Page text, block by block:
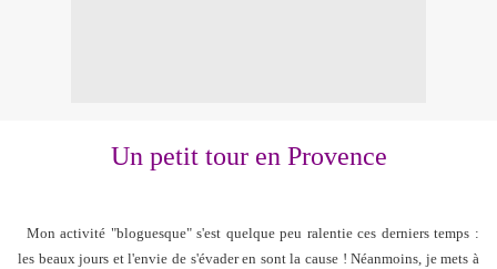
Un petit tour en Provence
Mon activité "bloguesque" s'est quelque peu ralentie ces derniers temps :
les beaux jours et l'envie de s'évader en sont la cause ! Néanmoins, je mets à